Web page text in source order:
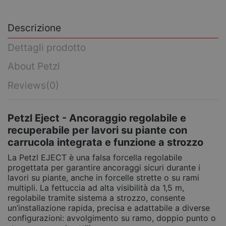
Descrizione
Dettagli prodotto
About Petzl
Reviews(0)
Petzl Eject - Ancoraggio regolabile e
recuperabile per lavori su piante con
carrucola integrata e funzione a strozzo
La Petzl EJECT è una falsa forcella regolabile
progettata per garantire ancoraggi sicuri durante i
lavori su piante, anche in forcelle strette o su rami
multipli. La fettuccia ad alta visibilità da 1,5 m,
regolabile tramite sistema a strozzo, consente
un’installazione rapida, precisa e adattabile a diverse
configurazioni: avvolgimento su ramo, doppio punto o